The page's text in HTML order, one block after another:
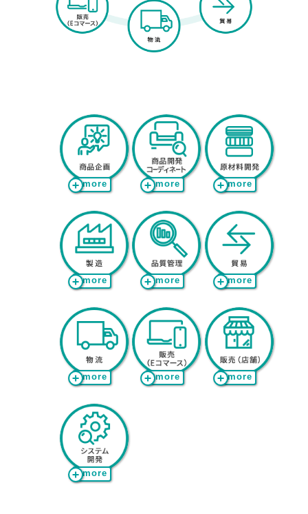
more more more
more more more
more more more
more